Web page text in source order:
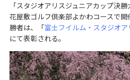
「スタジオアリスジュニアカップ決
花屋敷ゴルフ倶楽部よかわコースで
勝者は、「富士フイルム・スタジオ
にて表彰される。